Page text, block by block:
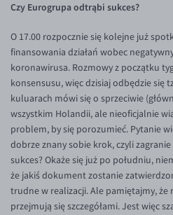
EUR/RON
EUR/SGD
EUR/ZAR
USD/CHF
GBP/CHF
Czy Eurogrupa odtrąbi sukces?
O 17.00 rozpocznie się kolejne już
finansowania działań wobec
koronawirusa. Rozmowy z początku
konsensusu, więc dzisiaj odbędzie się
kuluarach mówi się o sprzeciwie
wszystkim Holandii, ale nieoficjalnie
problem, by się porozumieć. Pytanie
dobrze znany sobie krok, czyli
sukces? Okaże się już po południu,
że jakiś dokument zostanie
trudne w realizacji. Ale pamiętajmy, że
przejmują się szczegółami. Jest więc